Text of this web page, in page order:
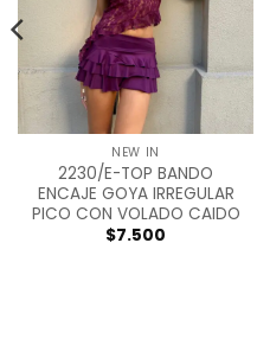
NEW IN
2230/E-TOP BANDO
ENCAJE GOYA IRREGULAR
PICO CON VOLADO CAIDO
$7.500